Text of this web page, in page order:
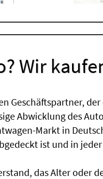
Wir
Geschäftspartner,
Abwicklung des
Markt in
ist und in
das Alter oder